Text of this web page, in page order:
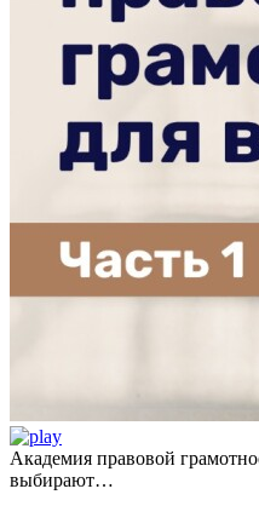
Академия правовой
выбирают…